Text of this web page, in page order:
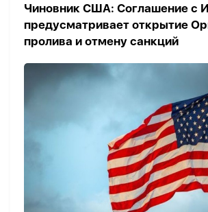
Чиновник США: Соглашение с
предусматривает открытие
пролива и отмену санкций